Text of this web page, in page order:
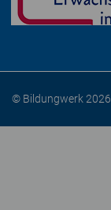
© Bildungwerk 2026